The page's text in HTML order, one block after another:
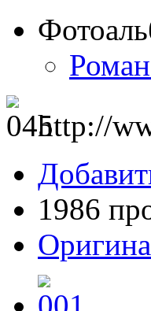
http://
1986